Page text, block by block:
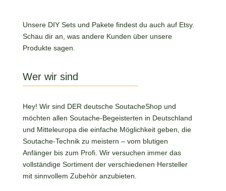
Unsere DIY Sets und Pakete findest du auch auf Etsy.
Schau dir an, was andere Kunden über unsere
Produkte sagen.
Wer wir sind
Hey! Wir sind DER deutsche SoutacheShop und
möchten allen Soutache-Begeisterten in Deutschland
und Mitteleuropa die einfache Möglichkeit geben, die
Soutache-Technik zu meistern – vom blutigen
Anfänger bis zum Profi. Wir versuchen immer das
vollständige Sortiment der verschiedenen Hersteller
mit sinnvollem Zubehör anzubieten.